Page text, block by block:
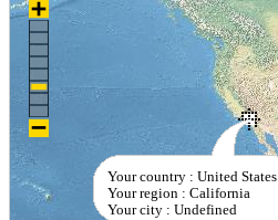
Your country : United States
Your region : California
Your city : Undefined